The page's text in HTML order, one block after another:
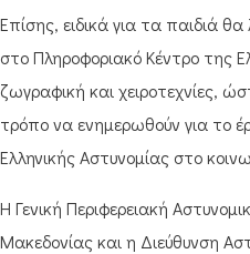
Επίσης, ειδικά για τα παιδιά
στο Πληροφοριακό Κέντρο της
ζωγραφική και χειροτεχνίες,
τρόπο να ενημερωθούν για το
Ελληνικής Αστυνομίας στο
Η Γενική Περιφερειακή
Μακεδονίας και η Διεύθυνση